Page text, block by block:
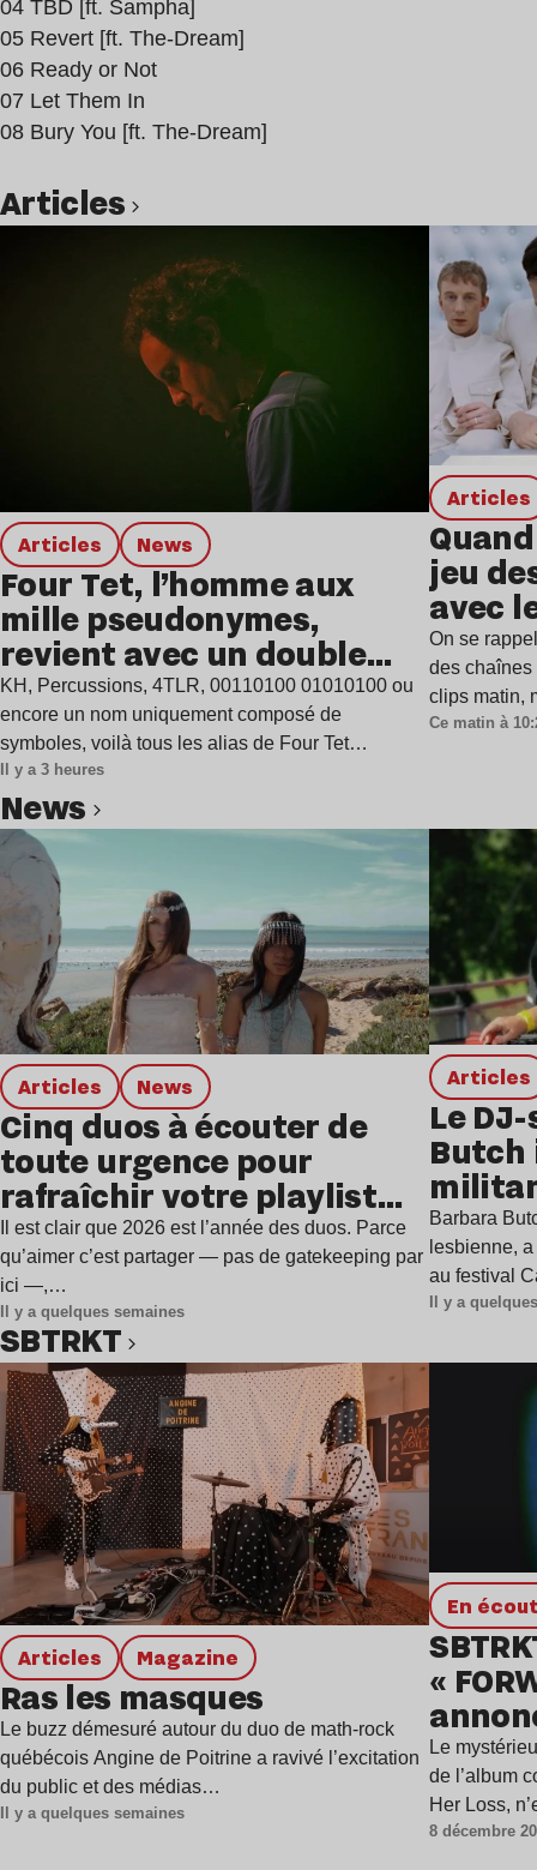
04 TBD [ft. Sampha]
05 Revert [ft. The-Dream]
06 Ready or Not
07 Let Them In
08 Bury You [ft. The-Dream]
Articles
Articles news
Four Tet, l’homme aux
mille pseudonymes,
revient avec un double
single
KH, Percussions, 4TLR, 00110100 01010100 ou
encore un nom uniquement composé de
symboles, voilà tous les alias de Four Tet…
Il y a 3 heures
Articles
jeu
avec
On se
des
clips matin,
Ce matin à
news
Articles news
Cinq duos à écouter de
toute urgence pour
rafraîchir votre playlist
estivale
Il est clair que 2026 est l’année des duos. Parce
qu’aimer c’est partager — pas de gatekeeping par
ici —,…
Il y a quelques semaines
Articles
Le
Butch
à
Barbara
lesbienne,
au festival
Il y a
Lire l’article
SBTRKT
Articles magazine
Ras les masques
Le buzz démesuré autour du duo de math-rock
québécois Angine de Poitrine a ravivé l’excitation
du public et des médias…
Il y a quelques semaines
en
«
Drake
Le
de l’album
Her Loss,
8 décembre
Lire l’article